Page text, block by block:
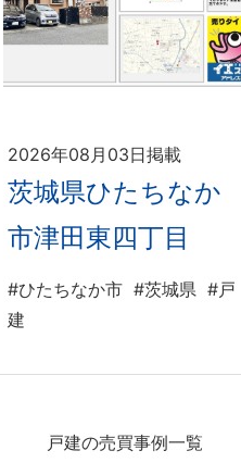
2026年08月03日掲載
茨城県ひたちなか
市津田東四丁目
#ひたちなか市 #茨城県 #戸
建
戸建の売買事例一覧